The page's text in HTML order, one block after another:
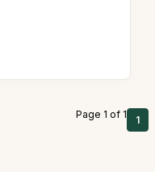
Page 1 of 1 1